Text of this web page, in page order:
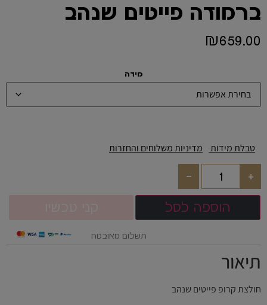
ברמודה פייטים שנהב
₪659.00
מידה
טבלת מידות מדיניות משלוחים והחזרות
+
-
הוספה לסל
תשלום מאובטח
תיאור
חולצת קרופ פייטים שנהב